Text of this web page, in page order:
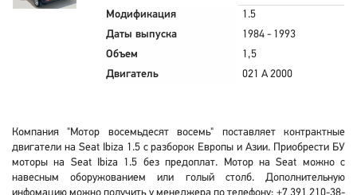
Модификация
1.5
Даты выпуска
1984 - 1993
Объем
1,5
Двигатель
021 A 2000
Компания "Мотор восемьдесят восемь" поставляет контрактные
двигатели на Seat Ibiza 1.5 с разборок Европы и Азии. Приобрести БУ
моторы на Seat Ibiza 1.5 без предоплат. Мотор на Seat можно с
навесным оборужованием или голый столб. Дополнительную